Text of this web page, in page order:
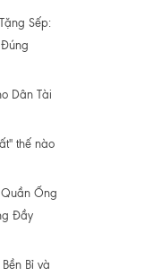
Sếp:
Dân Tài
thế nào
Ống
Đầy
Bỉ và